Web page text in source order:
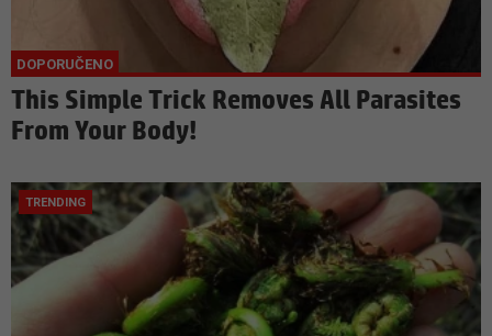
This Simple Trick Removes All Parasites
From Your Body!